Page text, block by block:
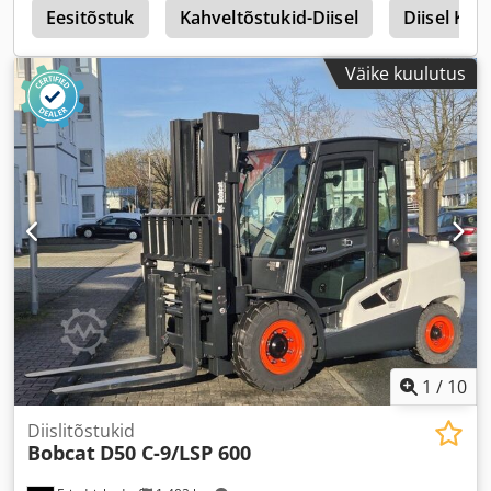
Eesitõstuk Kahveltõstukid-Diisel Diisel
Väike kuulutus
1 / 10
Diislitõstukid
Bobcat D50 C-9/LSP 600